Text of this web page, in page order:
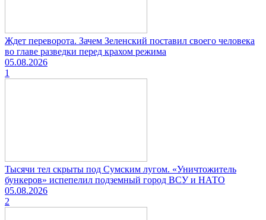
Ждет переворота. Зачем Зеленский поставил своего человека
во главе разведки перед крахом режима
05.08.2026
1
Тысячи тел скрыты под Сумским лугом. «Уничтожитель
бункеров» испепелил подземный город ВСУ и НАТО
05.08.2026
2